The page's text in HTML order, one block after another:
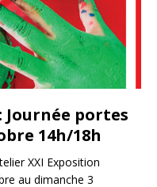
Journée portes
14h/18h
XXI Exposition
au dimanche 3